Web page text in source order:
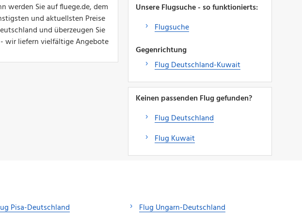
werden Sie auf fluege.de, dem
und aktuellsten Preise
und überzeugen Sie
wir liefern vielfältige Angebote
Unsere Flugsuche - so funktionierts:
Flugsuche
Gegenrichtung
Flug Deutschland-Kuwait
Keinen passenden Flug gefunden?
Flug Deutschland
Flug Kuwait
Pisa-Deutschland
Flug Ungarn-Deutschland